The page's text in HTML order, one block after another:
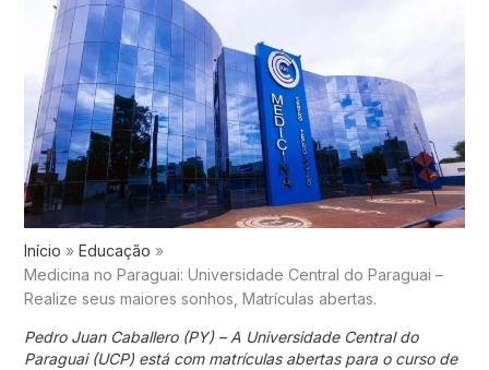
Início
Educação
Medicina no Paraguai: Universidade Central do Paraguai –
Realize seus maiores sonhos, Matrículas abertas.
Pedro Juan Caballero (PY) – A Universidade Central do
Paraguai (UCP) está com matrículas abertas para o curso de